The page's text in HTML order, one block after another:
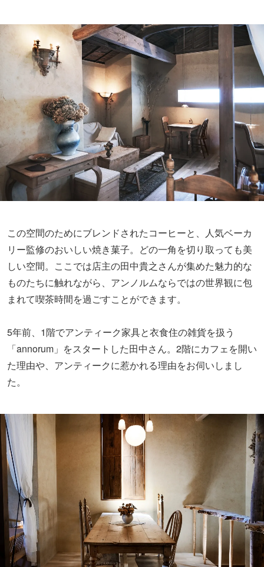
この空間のためにブレンドされたコーヒーと、人気ベーカ
リー監修のおいしい焼き菓子。どの一角を切り取っても美
しい空間。ここでは店主の田中貴之さんが集めた魅力的な
ものたちに触れながら、アンノルムならではの世界観に包
まれて喫茶時間を過ごすことができます。
5年前、1階でアンティーク家具と衣食住の雑貨を扱う
「annorum」をスタートした田中さん。2階にカフェを開い
た理由や、アンティークに惹かれる理由をお伺いしまし
た。